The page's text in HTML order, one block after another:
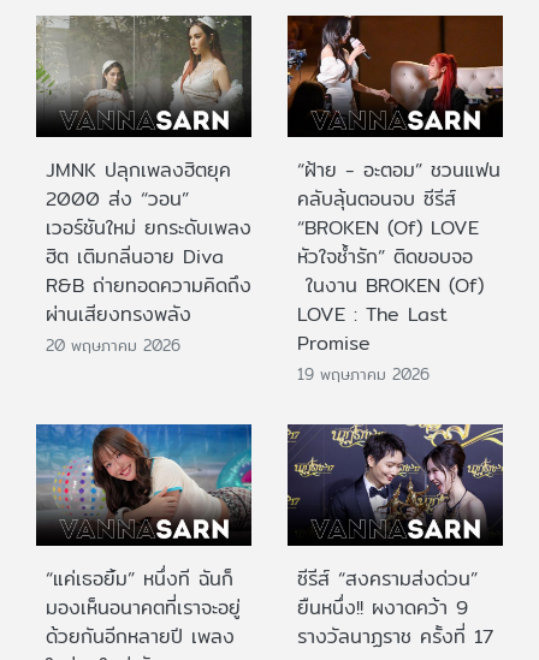
JMNK ปลุกเพลงฮิตยุค
2000 ส่ง “วอน”
เวอร์ชันใหม่ ยกระดับเพลง
ฮิต เติมกลิ่นอาย Diva
R&B ถ่ายทอดความคิดถึง
ผ่านเสียงทรงพลัง
20 พฤษภาคม 2026
“ฝ้าย - อะตอม” ชวนแฟน
คลับลุ้นตอนจบ ซีรีส์
“BROKEN (Of) LOVE
หัวใจช้ำรัก” ติดขอบจอ
ในงาน BROKEN (Of)
LOVE : The Last
Promise
19 พฤษภาคม 2026
“แค่เธอยิ้ม” หนึ่งที ฉันก็
มองเห็นอนาคตที่เราจะอยู่
ด้วยกันอีกหลายปี เพลง
ซีรีส์ “สงครามส่งด่วน”
ยืนหนึ่ง!! ผงาดคว้า 9
รางวัลนาฏราช ครั้งที่ 17